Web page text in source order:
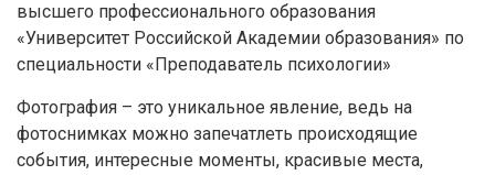
высшего профессионального образования
«Университет Российской Академии образования» по
специальности «Преподаватель психологии»
Фотография – это уникальное явление, ведь на
фотоснимках можно запечатлеть происходящие
события, интересные моменты, красивые места,